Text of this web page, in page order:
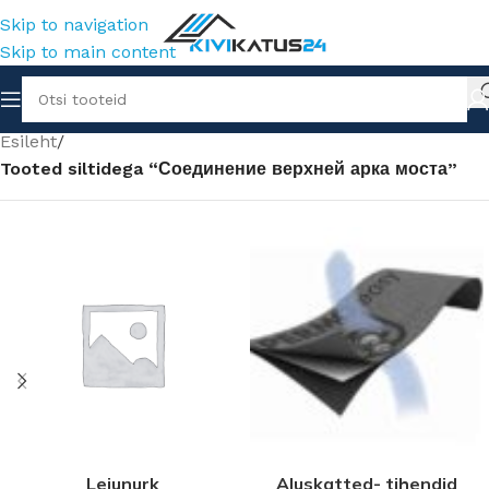
Skip to navigation
Skip to main content
Esileht/
Tooted siltidega “Соединение верхней арка моста”
Leiunurk Aluskatted- tihendid